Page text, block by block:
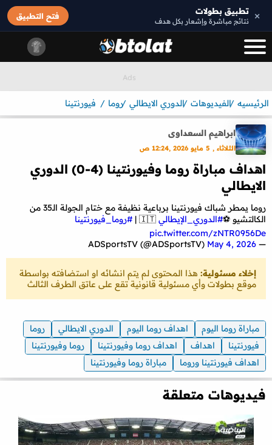
× تطبيق بطولات
نتائج مباشرة وإشعار بكل هدف
فتح التطبيق
الرئيسيه الفيديوهات الدوري الايطالي روما فيورنتينا
ابراهيم السعداوى
الثلاثاء , 5 مايو 2026 ,12:24 ص
اهداف مباراة روما وفيورنتينا (4-0) الدوري
الايطالي
روما يمطر شباك فيورنتينا برباعية نظيفة مع ختام الجولة الـ35 من
الكالتشيو ⚽#الدوري_الإيطالي
#روما_فيورنتينا
pic.twitter.com/zNTR0956De
— ADSportsTV (@ADSportsTV)
May 4, 2026
إخلاء مسئولية: هذا المحتوى لم يتم انشائه او استضافته بواسطة
موقع بطولات وأي مسئولية قانونية تقع على عاتق الطرف الثالث
مباراة روما اليوم اهداف روما اليوم الدوري الايطالي
روما
فيورنتينا
اهداف اهداف روما وفيورنتينا
روما وفيورنتينا
اهداف فيورنتينا وروما
مباراة روما وفيورنتينا
فيديوهات متعلقة